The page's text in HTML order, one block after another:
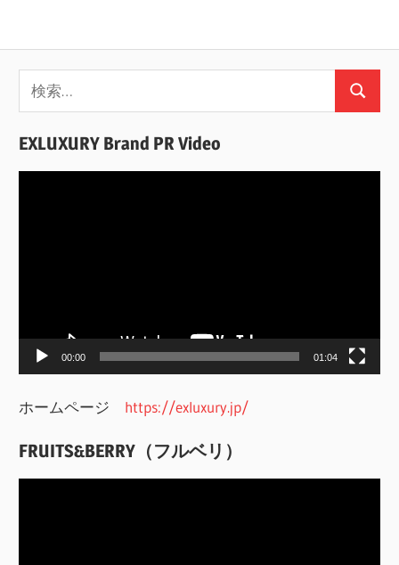
索:
検
EXLUXURY Brand PR Video
ー
00:00 01:04
ホームページ https://exluxury.jp/
FRUITS&BERRY（フルベリ）